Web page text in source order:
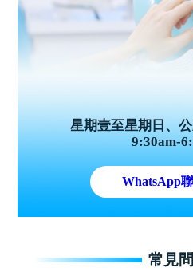
星期壹至星期日、
9:30am-
WhatsApp
常見